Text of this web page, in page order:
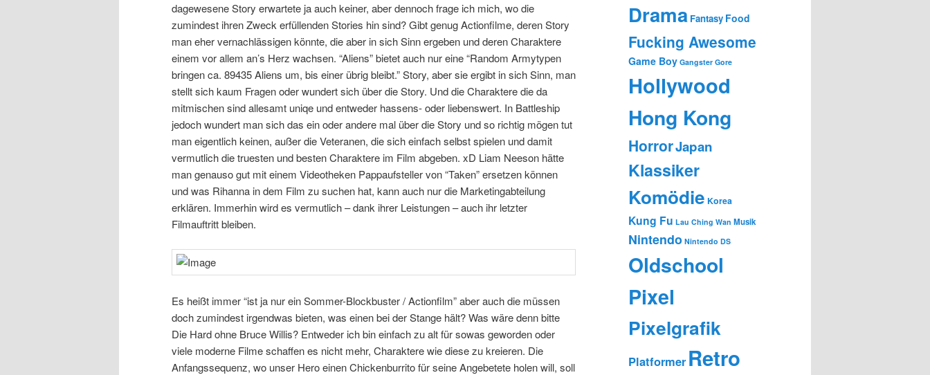
dagewesene Story erwartete ja auch keiner, aber dennoch frage ich mich, wo die
zumindest ihren Zweck erfüllenden Stories hin sind? Gibt genug Actionfilme, deren Story
man eher vernachlässigen könnte, die aber in sich Sinn ergeben und deren Charaktere
einem vor allem an’s Herz wachsen. “Aliens” bietet auch nur eine “Random Armytypen
bringen ca. 89435 Aliens um, bis einer übrig bleibt.” Story, aber sie ergibt in sich Sinn, man
stellt sich kaum Fragen oder wundert sich über die Story. Und die Charaktere die da
mitmischen sind allesamt uniqe und entweder hassens- oder liebenswert. In Battleship
jedoch wundert man sich das ein oder andere mal über die Story und so richtig mögen tut
man eigentlich keinen, außer die Veteranen, die sich einfach selbst spielen und damit
vermutlich die truesten und besten Charaktere im Film abgeben. xD Liam Neeson hätte
man genauso gut mit einem Videotheken Pappaufsteller von “Taken” ersetzen können
und was Rihanna in dem Film zu suchen hat, kann auch nur die Marketingabteilung
erklären. Immerhin wird es vermutlich – dank ihrer Leistungen – auch ihr letzter
Filmauftritt bleiben.
Es heißt immer “ist ja nur ein Sommer-Blockbuster / Actionfilm” aber auch die müssen
doch zumindest irgendwas bieten, was einen bei der Stange hält? Was wäre denn bitte
Die Hard ohne Bruce Willis? Entweder ich bin einfach zu alt für sowas geworden oder
viele moderne Filme schaffen es nicht mehr, Charaktere wie diese zu kreieren. Die
Anfangssequenz, wo unser Hero einen Chickenburrito für seine Angebetete holen will, soll
Drama Fantasy Food
Fucking Awesome
Game Boy Gangster Gore
Hollywood
Hong Kong
HorrorJapan
Klassiker
Komödie Korea
Kung Fu Lau Ching Wan Musik
Nintendo Nintendo DS
Oldschool
Pixel
Pixelgrafik
Platformer Retro